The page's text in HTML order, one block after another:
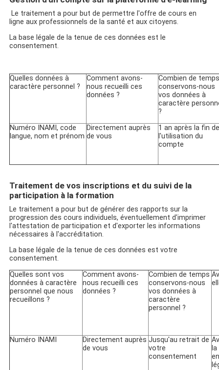
Le traitement a pour but de permettre l'offre de cours en
ligne aux professionnels de la santé et aux citoyens.
La base légale de la tenue de ces données est le
consentement.
Quelles données à
caractère personnel ?
Comment avons-
nous recueilli ces
données ?
Combien de
conservons-nous
vos données à
caractère
?
Numéro INAMI, code
langue, nom et prénom
Directement auprès
de vous
1 an après la fin
l'utilisation du
compte
Traitement de vos inscriptions et du suivi de la
participation à la formation
Le traitement a pour but de générer des rapports sur la
progression des cours individuels, éventuellement d'imprimer
l'attestation de participation et d'exporter les informations
nécessaires à l'accréditation.
La base légale de la tenue de ces données est votre
consentement.
Quelles sont vos
données à caractère
personnel que nous
recueillons ?
Comment avons-
nous recueilli ces
données ?
Combien de temps
conservons-nous
vos données à
caractère
personnel ?
Numéro INAMI
Directement auprès
de vous
Jusqu'au retrait de
votre
consentement